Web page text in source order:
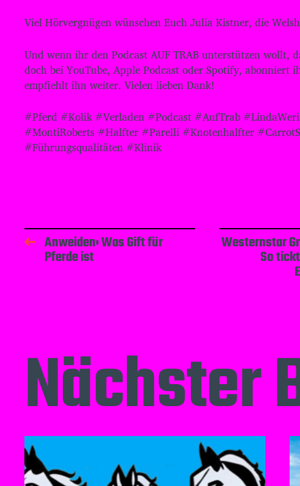
Viel Hörvergnügen wünschen Euch Julia Kistner, die
Und wenn ihr den Podcast AUF TRAB unterstützen wollt,
doch bei YouTube, Apple Podcast oder Spotify, abonniert
empfiehlt ihn weiter. Vielen lieben Dank!
#Pferd #Kolik #Verladen #Podcast #AufTrab
#MontiRoberts #Halfter #Parelli #Knotenhalfter
#Führungsqualitäten #Klinik
Anweiden: Was Gift für
Pferde ist
Westernstar
So
Nächster